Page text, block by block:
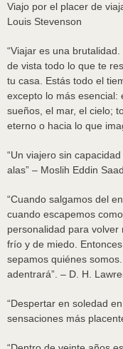
Viajo por el placer de
Louis Stevenson
“Viajar es una
de vista todo lo que te
tu casa. Estás todo el
excepto lo más esencial:
sueños, el mar, el cielo;
eterno o hacia lo que
“Un viajero sin
alas” – Moslih Eddin
“Cuando salgamos del
cuando escapemos
personalidad para
frío y de miedo.
sepamos quiénes
adentrará”. – D. H.
“Despertar en soledad
sensaciones más